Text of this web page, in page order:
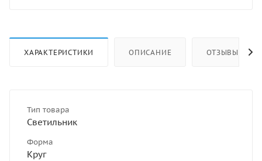
ХАРАКТЕРИСТИКИ ОПИСАНИЕ ОТЗЫВЫ
Тип товара
Светильник
Форма
Круг